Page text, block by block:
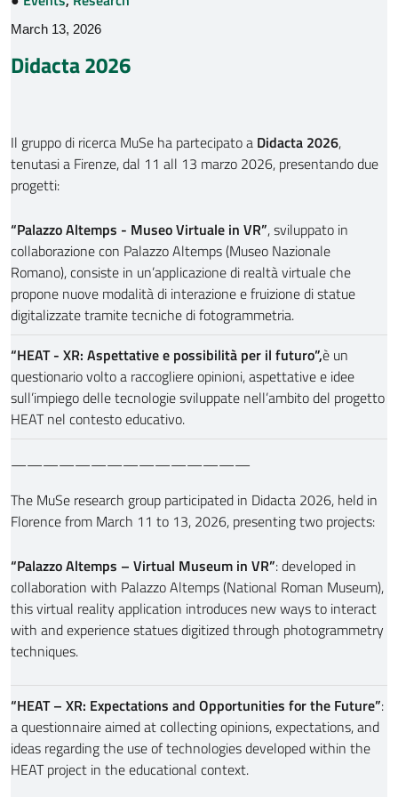
March 13, 2026
Didacta 2026
Il gruppo di ricerca MuSe ha partecipato a Didacta 2026,
tenutasi a Firenze, dal 11 all 13 marzo 2026, presentando due
progetti:
“Palazzo Altemps - Museo Virtuale in VR”, sviluppato in
collaborazione con Palazzo Altemps (Museo Nazionale
Romano), consiste in un’applicazione di realtà virtuale che
propone nuove modalità di interazione e fruizione di statue
digitalizzate tramite tecniche di fotogrammetria.
“HEAT - XR: Aspettative e possibilità per il futuro”,è un
questionario volto a raccogliere opinioni, aspettative e idee
sull’impiego delle tecnologie sviluppate nell’ambito del progetto
HEAT nel contesto educativo.
———————————————
The MuSe research group participated in Didacta 2026, held in
Florence from March 11 to 13, 2026, presenting two projects:
“Palazzo Altemps – Virtual Museum in VR”: developed in
collaboration with Palazzo Altemps (National Roman Museum),
this virtual reality application introduces new ways to interact
with and experience statues digitized through photogrammetry
techniques.
“HEAT – XR: Expectations and Opportunities for the Future”:
a questionnaire aimed at collecting opinions, expectations, and
ideas regarding the use of technologies developed within the
HEAT project in the educational context.